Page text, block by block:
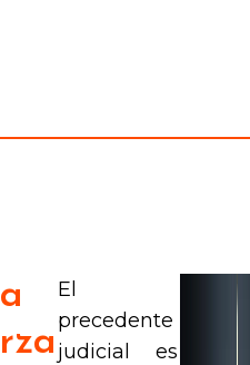
El
precedente
judicial es